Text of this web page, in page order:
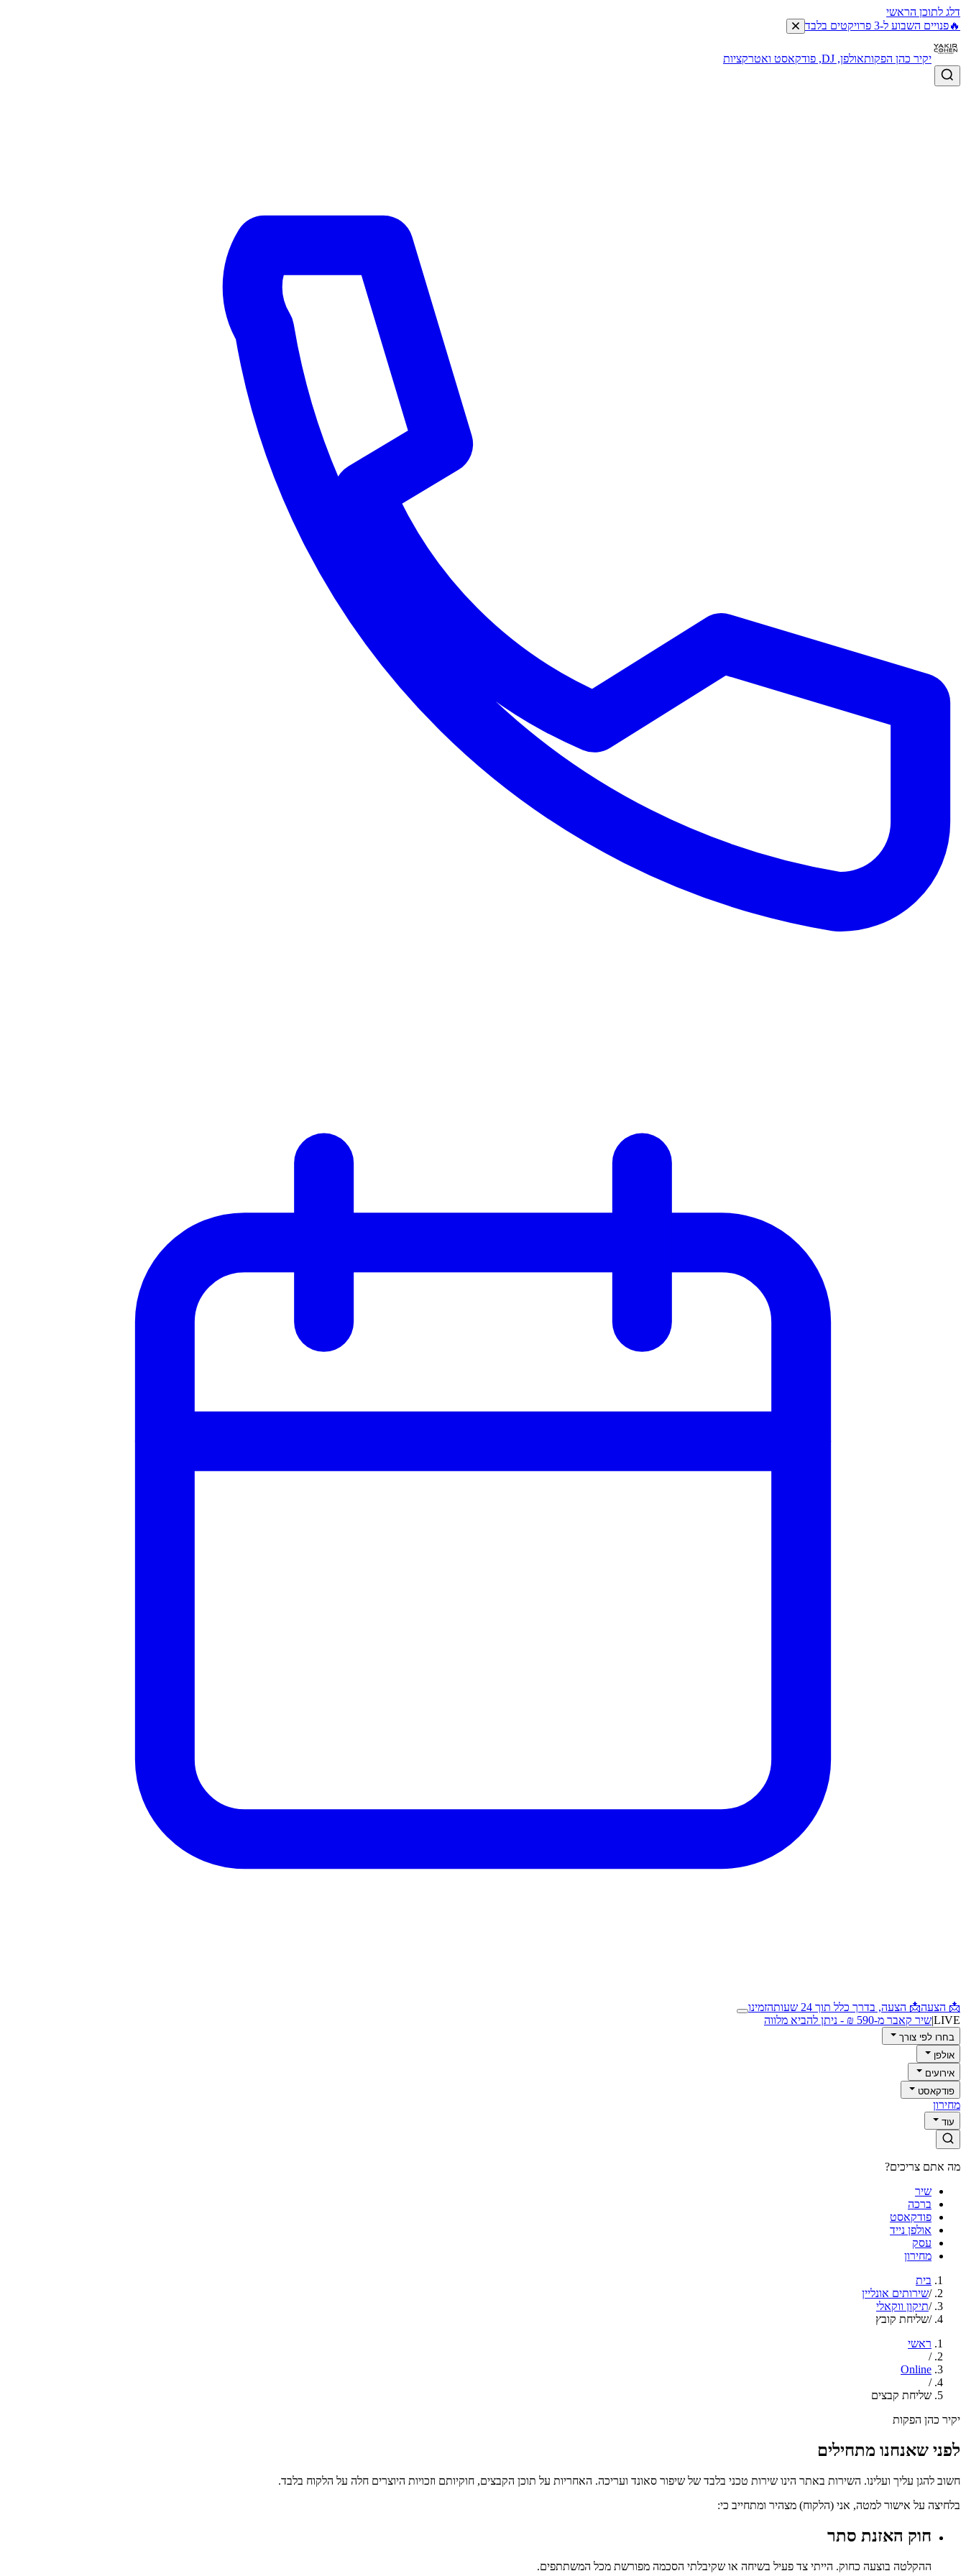
דלג לתוכן הראשי
🔥פנויים השבוע ל-3 פרויקטים בלבד
יקיר כהן הפקותאולפן, DJ, פודקאסט ואטרקציות
📩 הצעה📩 הצעה, בדרך כלל תוך 24 שעות
הזמינו
LIVE
|שיר קאבר מ-590 ₪ - ניתן להביא מלווה
בחרו לפי צורך
אולפן
אירועים
פודקאסט
מחירון
עוד
מה אתם צריכים?
שיר
ברכה
פודקאסט
אולפן נייד
עסק
מחירון
בית
/שירותים אונליין
/תיקון ווקאלי
/שליחת קובץ
ראשי
/
Online
/
שליחת קבצים
יקיר כהן הפקות
לפני שאנחנו מתחילים
חשוב להגן עליך ועלינו. השירות באתר הינו שירות טכני בלבד של שיפור סאונד ועריכה. האחריות על תוכן הקבצים, חוקיותם וזכויות היוצרים חלה על הלקוח בלבד.
בלחיצה על אישור למטה, אני (הלקוח) מצהיר ומתחייב כי:
חוק האזנת סתר
ההקלטה בוצעה כחוק. הייתי צד פעיל בשיחה או שקיבלתי הסכמה מפורשת מכל המשתתפים.